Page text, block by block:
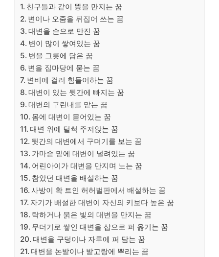
친구들과 같이 똥을 만지는 꿈
변이나 오줌을 뒤집어 쓰는 꿈
대변을 손으로 만진 꿈
변이 많이 쌓여있는 꿈
변을 그릇에 담은 꿈
변을 집마당에 묻는 꿈
변비에 걸려 힘들어하는 꿈
대변이 있는 뒷간에 빠지는 꿈
대변의 구린내를 맡는 꿈
몸에 대변이 묻어있는 꿈
대변 위에 털썩 주저앉는 꿈
뒷간의 대변에서 구더기를 보는 꿈
가마솥 밑에 대변이 널려있는 꿈
어린아이가 대변을 만지며 노는 꿈
참았던 대변을 배설하는 꿈
사방이 확 트인 허허벌판에서 배설하는 꿈
자기가 배설한 대변이 자신의 키보다 높은 꿈
탁하거나 묽은 빛의 대변을 만지는 꿈
무더기로 쌓인 대변을 삽으로 퍼 옮기는 꿈
대변을 구덩이나 자루에 퍼 담는 꿈
대변을 논밭이나 밭고랑에 뿌리는 꿈